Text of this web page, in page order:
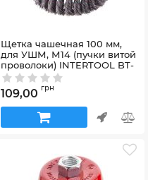
Щетка чашечная 100 мм,
для УШМ, М14 (пучки витой
проволоки) INTERTOOL BT-
2100
Артикул: BT-2100
109,00 грн